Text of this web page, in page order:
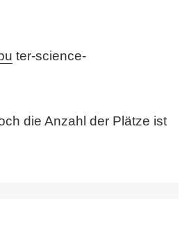
ter-science-
die Anzahl der Plätze ist